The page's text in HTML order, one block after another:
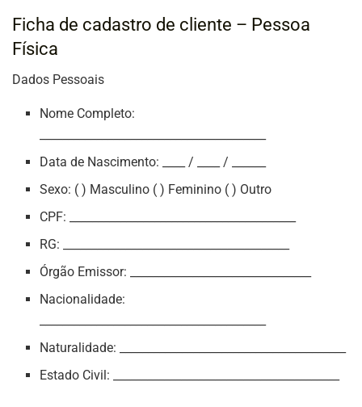
Ficha de cadastro de cliente – Pessoa
Física
Dados Pessoais
Nome Completo:
Data de Nascimento: ____ / ____ / ______
Sexo: ( ) Masculino ( ) Feminino ( ) Outro
CPF: ________________________________________
RG: ________________________________________
Órgão Emissor: ________________________________
Nacionalidade:
Naturalidade: ________________________________________
Estado Civil: ________________________________________